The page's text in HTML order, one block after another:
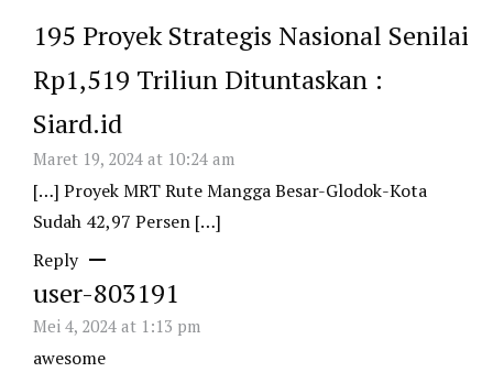
195 Proyek Strategis Nasional Senilai
Rp1,519 Triliun Dituntaskan :
Siard.id
Maret 19, 2024 at 10:24 am
[…] Proyek MRT Rute Mangga Besar-Glodok-Kota
Sudah 42,97 Persen […]
Reply
user-803191
Mei 4, 2024 at 1:13 pm
awesome